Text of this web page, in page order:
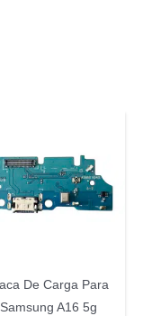
De Carga Para
Samsung A16 5g